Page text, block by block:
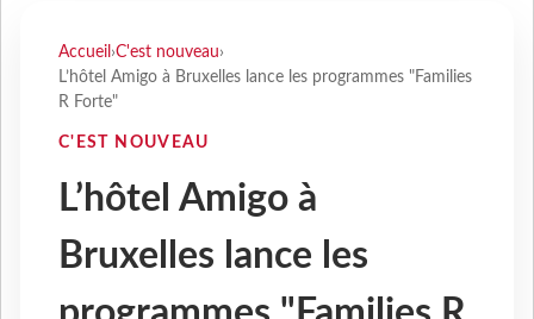
Accueil ›C'est nouveau›
L’hôtel Amigo à Bruxelles lance les programmes "Families
R Forte"
C'EST NOUVEAU
L’hôtel Amigo à
Bruxelles lance les